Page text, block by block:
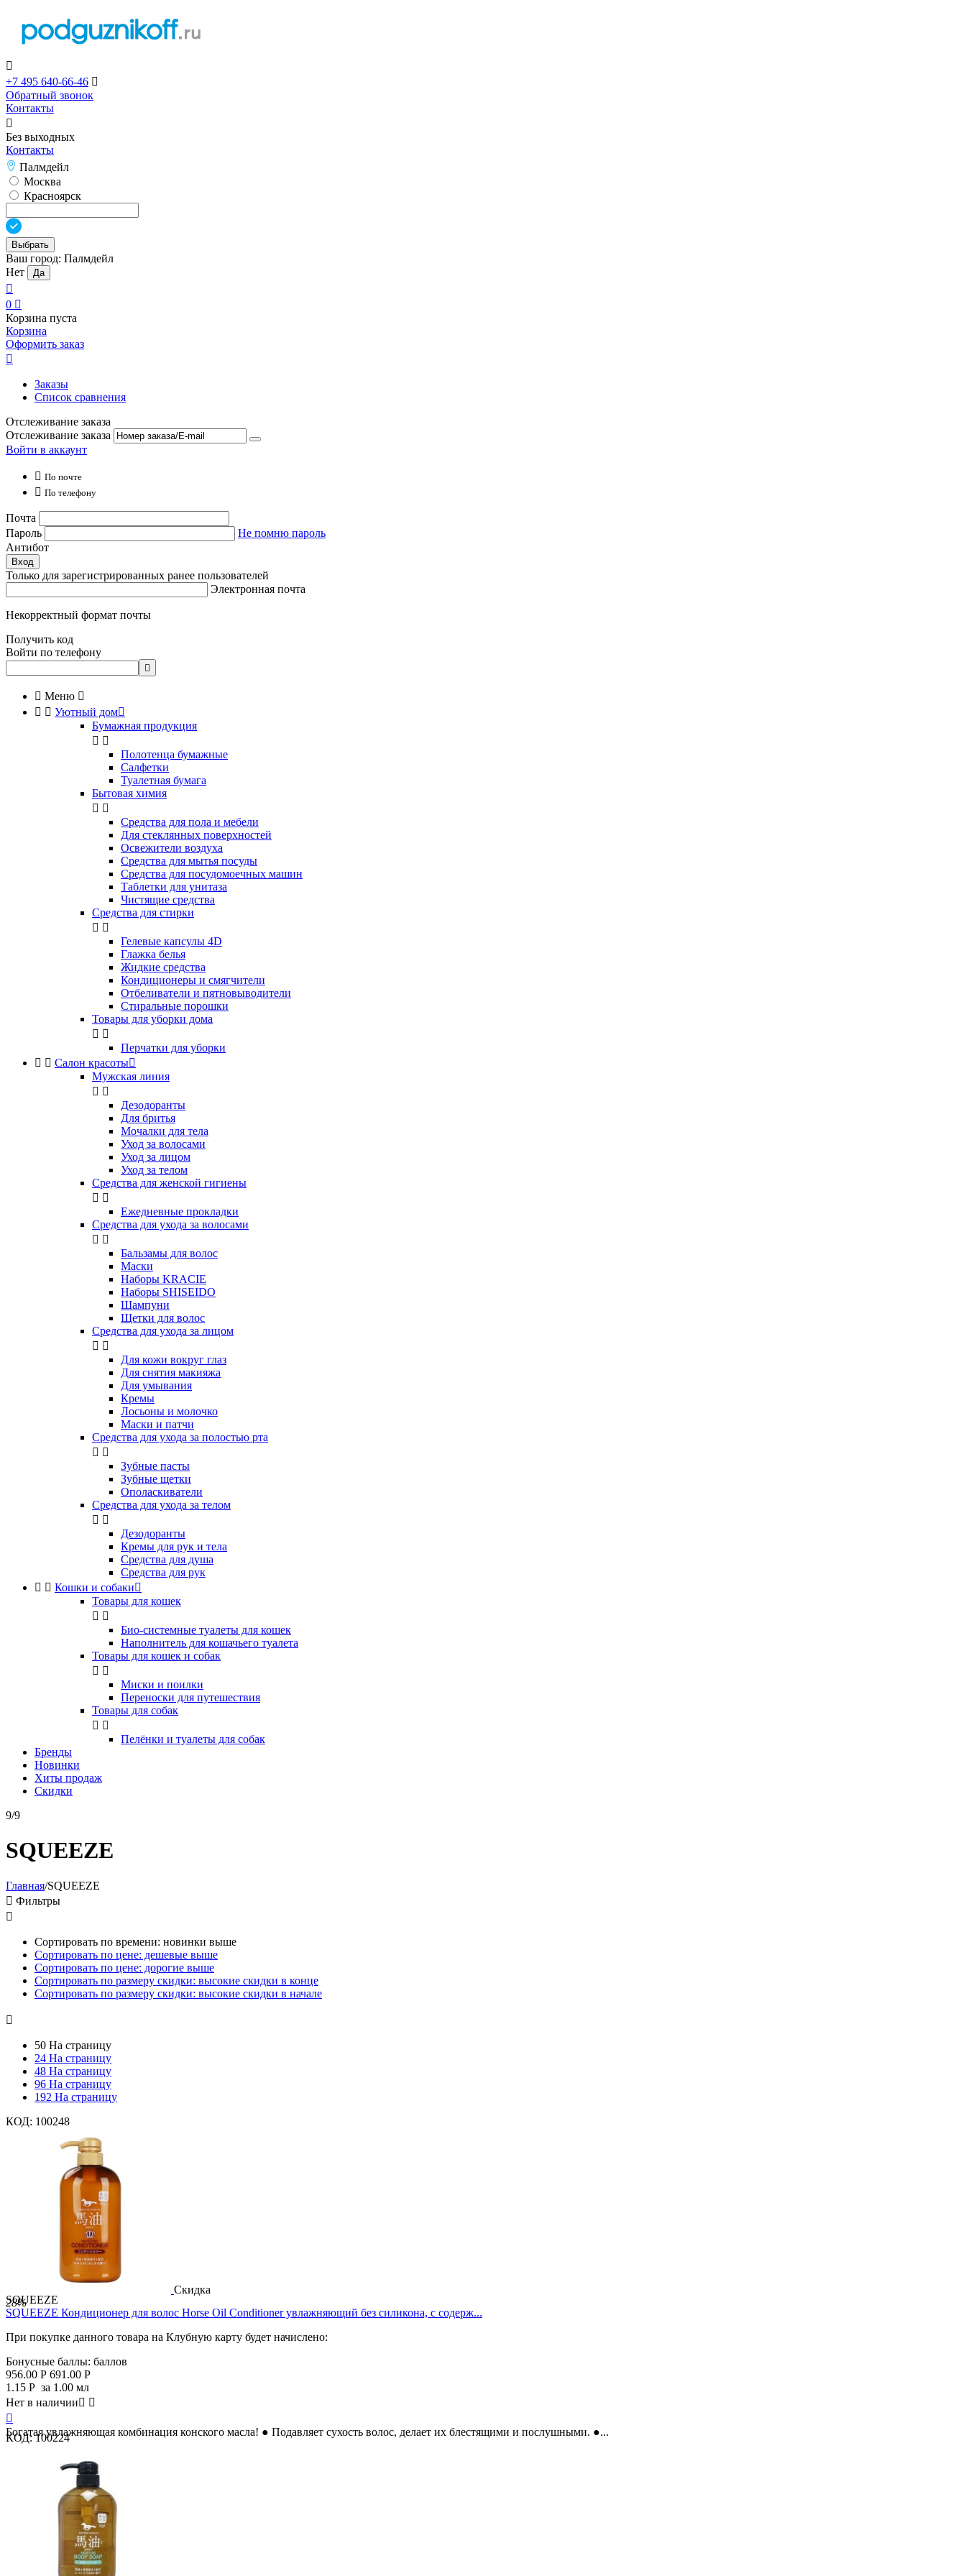

+7 495 640-66-46 
Обратный звонок
Контакты

Без выходных
Контакты
Палмдейл
Москва
Красноярск
Выбрать
Ваш город: Палмдейл
Нет
Да

0 
Корзина пуста
Корзина
Оформить заказ

Заказы
Список сравнения
Отслеживание заказа
Отслеживание заказа
Войти в аккаунт
 По почте
 По телефону
Почта
Пароль
Не помню пароль
Антибот
Вход
Только для зарегистрированных ранее пользователей
Электронная почта
Некорректный формат почты
Получить код
Войти по телефону

 Меню 
  Уютный дом
Бумажная продукция
 
Полотенца бумажные
Салфетки
Туалетная бумага
Бытовая химия
 
Cредства для пола и мебели
Для стеклянных поверхностей
Освежители воздуха
Средства для мытья посуды
Средства для посудомоечных машин
Таблетки для унитаза
Чистящие средства
Средства для стирки
 
Гелевые капсулы 4D
Глажка белья
Жидкие средства
Кондиционеры и смягчители
Отбеливатели и пятновыводители
Стиральные порошки
Товары для уборки дома
 
Перчатки для уборки
  Салон красоты
Мужская линия
 
Дезодоранты
Для бритья
Мочалки для тела
Уход за волосами
Уход за лицом
Уход за телом
Средства для женской гигиены
 
Ежедневные прокладки
Средства для ухода за волосами
 
Бальзамы для волос
Маски
Наборы KRACIE
Наборы SHISEIDO
Шампуни
Щетки для волос
Средства для ухода за лицом
 
Для кожи вокруг глаз
Для снятия макияжа
Для умывания
Кремы
Лосьоны и молочко
Маски и патчи
Средства для ухода за полостью рта
 
Зубные пасты
Зубные щетки
Ополаскиватели
Средства для ухода за телом
 
Дезодоранты
Кремы для рук и тела
Средства для душа
Средства для рук
  Кошки и собаки
Товары для кошек
 
Био-системные туалеты для кошек
Наполнитель для кошачьего туалета
Товары для кошек и собак
 
Миски и поилки
Переноски для путешествия
Товары для собак
 
Пелёнки и туалеты для собак
Бренды
Новинки
Хиты продаж
Скидки
9/9
SQUEEZE
Главная/SQUEEZE
 Фильтры

Сортировать по времени: новинки выше
Сортировать по цене: дешевые выше
Сортировать по цене: дорогие выше
Сортировать по размеру скидки: высокие скидки в конце
Сортировать по размеру скидки: высокие скидки в начале

50 На страницу
24 На страницу
48 На страницу
96 На страницу
192 На страницу
КОД: 100248
Скидка
28%
SQUEEZE
SQUEEZE Кондиционер для волос Horse Oil Conditioner увлажняющий без силикона, с содерж...
При покупке данного товара на Клубную карту будет начислено:
Бонусные баллы: баллов
956.00 Р 691.00 Р
1.15 Р за 1.00 мл
Нет в наличии 

Богатая увлажняющая комбинация конского масла! ● Подавляет сухость волос, делает их блестящими и послушными. ●...
КОД: 100224